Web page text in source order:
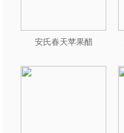
安氏春天苹果醋